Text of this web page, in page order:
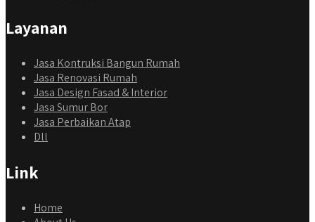
Layanan
Jasa Kontruksi Bangun Rumah
Jasa Renovasi Rumah
Jasa Design Fasad & Interior
Jasa Sumur Bor
Jasa Perbaikan Atap
Dll
Link
Home